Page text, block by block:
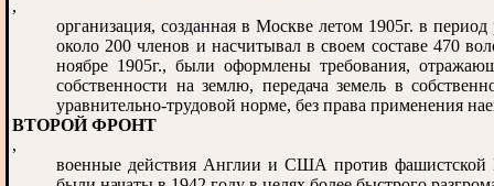
,
организация, созданная в Москве летом 1905г. в
около 200 членов и насчитывал в своем составе 470
ноябре 1905г., были оформлены требования,
собственности на землю, передача земель в
уравнительно-трудовой норме, без права применения
ВТОРОЙ ФРОНТ
,
военные действия Англии и США против фашистской